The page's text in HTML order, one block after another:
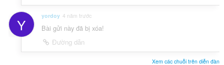
Y yordoy 4 năm trước
Bài gửi này đã bị xóa!
Đường dẫn
Xem các chuỗi trên diễn đàn